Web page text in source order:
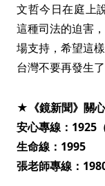
文哲今日在庭上
這種司法的迫害
場支持，希望這
台灣不要再發生了
★《鏡新聞》關心
安心專線：1925
生命線：1995
張老師專線：